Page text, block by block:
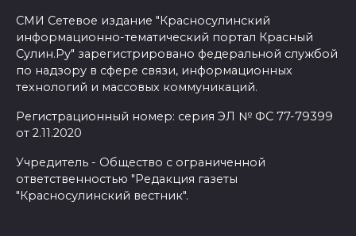
СМИ Сетевое издание "Красносулинский
информационно-тематический портал Красный
Сулин.Ру" зарегистрировано федеральной службой
по надзору в сфере связи, информационных
технологий и массовых коммуникаций.
Регистрационный номер: серия ЭЛ № ФС 77-79399
от 2.11.2020
Учредитель - Общество с ограниченной
ответственностью "Редакция газеты
"Красносулинский вестник".